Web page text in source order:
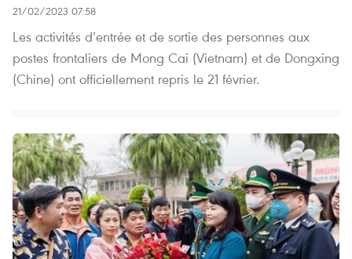
21/02/2023 07:58
Les activités d’entrée et de sortie des personnes aux
postes frontaliers de Mong Cai (Vietnam) et de Dongxing
(Chine) ont officiellement repris le 21 février.